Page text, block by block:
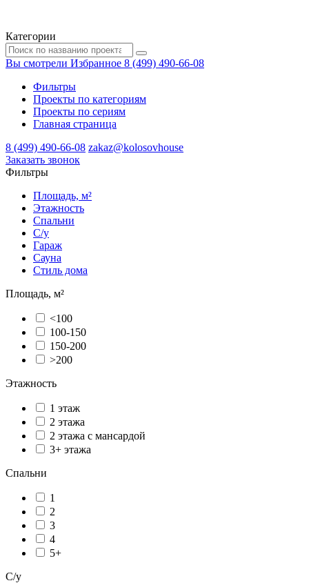
Категории
Вы смотрели Избранное 8 (499) 490-66-08
Фильтры
Проекты по категориям
Проекты по сериям
Главная страница
8 (499) 490-66-08 zakaz@kolosovhouse
3аказать звонок
Фильтры
Площадь, м²
Этажность
Спальни
С/у
Гараж
Сауна
Стиль дома
Площадь, м²
<100
100-150
150-200
>200
Этажность
1 этаж
2 этажа
2 этажа с мансардой
3+ этажа
Спальни
1
2
3
4
5+
С/у